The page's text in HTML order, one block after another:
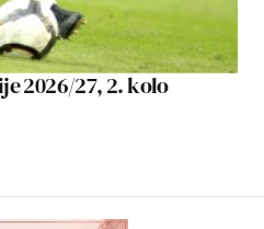
2026/27, 2. kolo